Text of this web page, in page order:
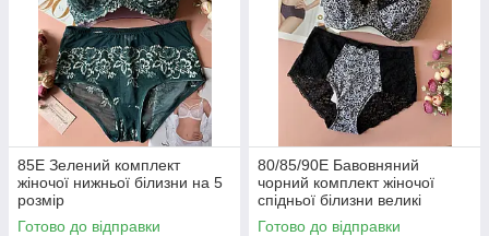
85Е Зелений комплект
жіночої нижньої білизни на 5
розмір
Готово до відправки
80/85/90Е Бавовняний
чорний комплект жіночої
спідньої білизни великі
розміри
Готово до відправки